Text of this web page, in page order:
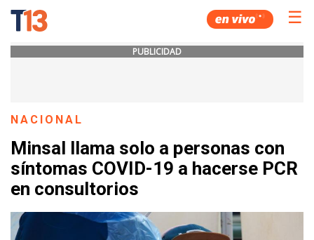
☰
PUBLICIDAD
NACIONAL
Minsal llama solo a personas con
síntomas COVID-19 a hacerse PCR
en consultorios